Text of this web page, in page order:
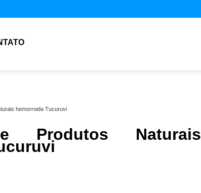
hemorroida Tucuruvi
Produtos Naturais